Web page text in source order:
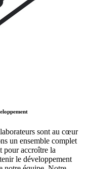
sont au cœur
un ensemble complet
pour accroître la
le développement